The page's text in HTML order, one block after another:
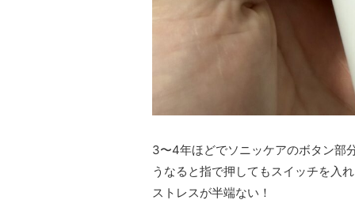
3〜4年ほどでソニッケアのボタン部
うなると指で押してもスイッチを入
ストレスが半端ない！